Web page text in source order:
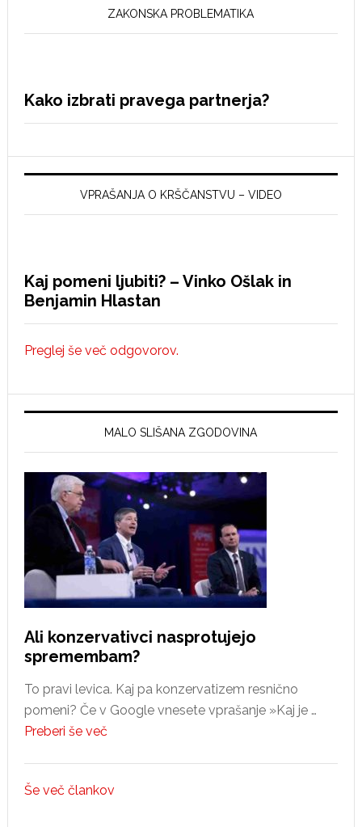
ZAKONSKA PROBLEMATIKA
Kako izbrati pravega partnerja?
VPRAŠANJA O KRŠČANSTVU – VIDEO
Kaj pomeni ljubiti? – Vinko Ošlak in
Benjamin Hlastan
Preglej še več odgovorov.
MALO SLIŠANA ZGODOVINA
Ali konzervativci nasprotujejo
spremembam?
To pravi levica. Kaj pa konzervatizem resnično
pomeni? Če v Google vnesete vprašanje »Kaj je …
Preberi še večabout
nasprotujejo
Še več člankov